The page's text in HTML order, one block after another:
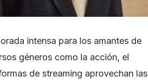
intensa para los amantes de
géneros como la acción, el
de streaming aprovechan las